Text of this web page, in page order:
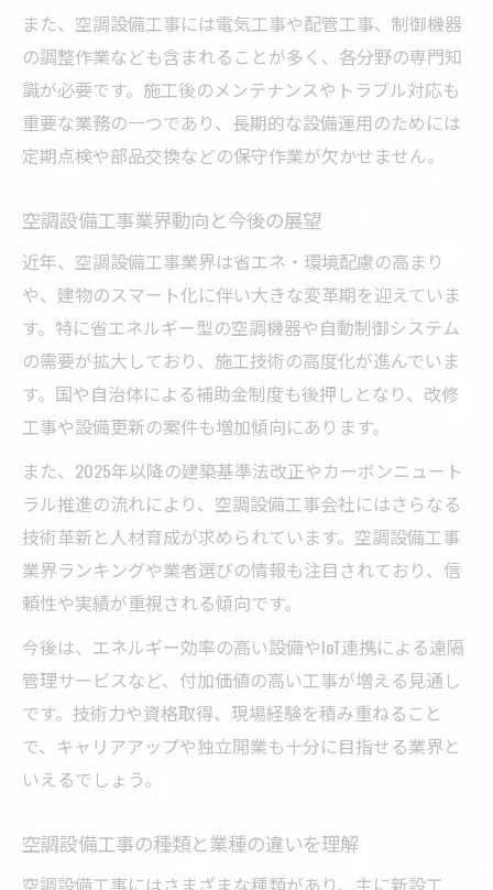
空調設備工事で独立開業を目指すポイント
空調設備工事業界のキャリアアップ戦略
空調設備工事経験者が独立時に準備すべき
こと
空調設備工事業者の選び方と転職成功の秘
また、空調設備工事には電気工事や配管工事、制御機器
の調整作業なども含まれることが多く、各分野の専門知
識が必要です。施工後のメンテナンスやトラブル対応も
重要な業務の一つであり、長期的な設備運用のためには
定期点検や部品交換などの保守作業が欠かせません。
空調設備工事業界動向と今後の展望
近年、空調設備工事業界は省エネ・環境配慮の高まり
や、建物のスマート化に伴い大きな変革期を迎えていま
す。特に省エネルギー型の空調機器や自動制御システム
の需要が拡大しており、施工技術の高度化が進んでいま
す。国や自治体による補助金制度も後押しとなり、改修
工事や設備更新の案件も増加傾向にあります。
また、2025年以降の建築基準法改正やカーボンニュート
ラル推進の流れにより、空調設備工事会社にはさらなる
技術革新と人材育成が求められています。空調設備工事
業界ランキングや業者選びの情報も注目されており、信
頼性や実績が重視される傾向です。
今後は、エネルギー効率の高い設備やIoT連携による遠隔
管理サービスなど、付加価値の高い工事が増える見通し
です。技術力や資格取得、現場経験を積み重ねること
で、キャリアアップや独立開業も十分に目指せる業界と
いえるでしょう。
空調設備工事の種類と業種の違いを理解
空調設備工事にはさまざまな種類があり、主に新設工